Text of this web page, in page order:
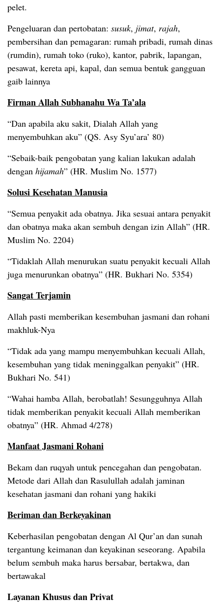
pelet.
Pengeluaran dan pertobatan: susuk, jimat, rajah,
pembersihan dan pemagaran: rumah pribadi, rumah dinas
(rumdin), rumah toko (ruko), kantor, pabrik, lapangan,
pesawat, kereta api, kapal, dan semua bentuk gangguan
gaib lainnya
Firman Allah Subhanahu Wa Ta’ala
“Dan apabila aku sakit, Dialah Allah yang
menyembuhkan aku” (QS. Asy Syu’ara’ 80)
“Sebaik-baik pengobatan yang kalian lakukan adalah
dengan hijamah” (HR. Muslim No. 1577)
Solusi Kesehatan Manusia
“Semua penyakit ada obatnya. Jika sesuai antara penyakit
dan obatnya maka akan sembuh dengan izin Allah” (HR.
Muslim No. 2204)
“Tidaklah Allah menurukan suatu penyakit kecuali Allah
juga menurunkan obatnya” (HR. Bukhari No. 5354)
Sangat Terjamin
Allah pasti memberikan kesembuhan jasmani dan rohani
makhluk-Nya
“Tidak ada yang mampu menyembuhkan kecuali Allah,
kesembuhan yang tidak meninggalkan penyakit” (HR.
Bukhari No. 541)
“Wahai hamba Allah, berobatlah! Sesungguhnya Allah
tidak memberikan penyakit kecuali Allah memberikan
obatnya” (HR. Ahmad 4/278)
Manfaat Jasmani Rohani
Bekam dan ruqyah untuk pencegahan dan pengobatan.
Metode dari Allah dan Rasulullah adalah jaminan
kesehatan jasmani dan rohani yang hakiki
Beriman dan Berkeyakinan
Keberhasilan pengobatan dengan Al Qur’an dan sunah
tergantung keimanan dan keyakinan seseorang. Apabila
belum sembuh maka harus bersabar, bertakwa, dan
bertawakal
Layanan Khusus dan Privat